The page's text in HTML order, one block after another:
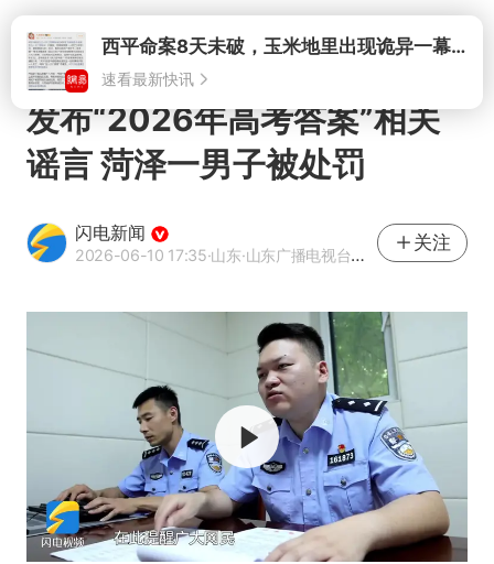
打开西平命案8天未破，玉米地里出现诡异一幕，我突然想起了欧金中
速看最新快讯
发布“2026年高考答案”相关
谣言 菏泽一男子被处罚
闪电新闻
2026-06-10 17:35·山东·山东广播电视台官方APP闪电新闻
关注